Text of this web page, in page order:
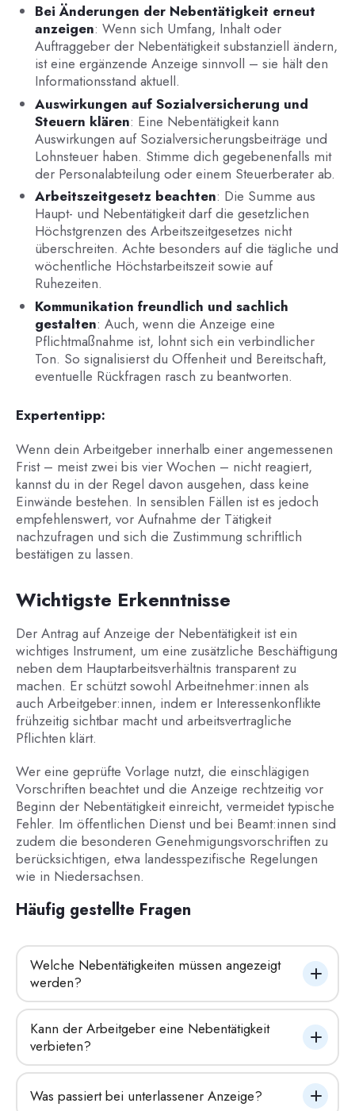
Bei Änderungen der Nebentätigkeit erneut
anzeigen: Wenn sich Umfang, Inhalt oder
Auftraggeber der Nebentätigkeit substanziell ändern,
ist eine ergänzende Anzeige sinnvoll – sie hält den
Informationsstand aktuell.
Auswirkungen auf Sozialversicherung und
Steuern klären: Eine Nebentätigkeit kann
Auswirkungen auf Sozialversicherungsbeiträge und
Lohnsteuer haben. Stimme dich gegebenenfalls mit
der Personalabteilung oder einem Steuerberater ab.
Arbeitszeitgesetz beachten: Die Summe aus
Haupt- und Nebentätigkeit darf die gesetzlichen
Höchstgrenzen des Arbeitszeitgesetzes nicht
überschreiten. Achte besonders auf die tägliche und
wöchentliche Höchstarbeitszeit sowie auf
Ruhezeiten.
Kommunikation freundlich und sachlich
gestalten: Auch, wenn die Anzeige eine
Pflichtmaßnahme ist, lohnt sich ein verbindlicher
Ton. So signalisierst du Offenheit und Bereitschaft,
eventuelle Rückfragen rasch zu beantworten.
Expertentipp:
Wenn dein Arbeitgeber innerhalb einer angemessenen
Frist – meist zwei bis vier Wochen – nicht reagiert,
kannst du in der Regel davon ausgehen, dass keine
Einwände bestehen. In sensiblen Fällen ist es jedoch
empfehlenswert, vor Aufnahme der Tätigkeit
nachzufragen und sich die Zustimmung schriftlich
bestätigen zu lassen.
Wichtigste Erkenntnisse
Der Antrag auf Anzeige der Nebentätigkeit ist ein
wichtiges Instrument, um eine zusätzliche Beschäftigung
neben dem Hauptarbeitsverhältnis transparent zu
machen. Er schützt sowohl Arbeitnehmer:innen als
auch Arbeitgeber:innen, indem er Interessenkonflikte
frühzeitig sichtbar macht und arbeitsvertragliche
Pflichten klärt.
Wer eine geprüfte Vorlage nutzt, die einschlägigen
Vorschriften beachtet und die Anzeige rechtzeitig vor
Beginn der Nebentätigkeit einreicht, vermeidet typische
Fehler. Im öffentlichen Dienst und bei Beamt:innen sind
zudem die besonderen Genehmigungsvorschriften zu
berücksichtigen, etwa landesspezifische Regelungen
wie in Niedersachsen.
Häufig gestellte Fragen
Welche Nebentätigkeiten müssen angezeigt
werden?
Kann der Arbeitgeber eine Nebentätigkeit
verbieten?
Was passiert bei unterlassener Anzeige?